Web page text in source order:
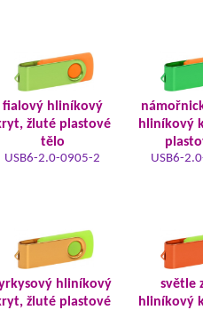
fialový hliníkový
žluté plastové
tělo
USB6-2.0-0905-2
hliníkový
USB6-
hliníkový
žluté plastové
světle
hliníkový